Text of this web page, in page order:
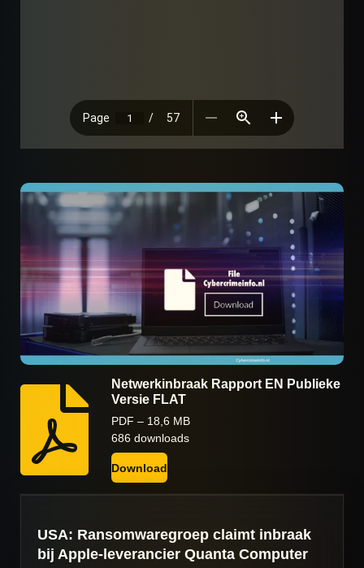
Netwerkinbraak Rapport EN Publieke
Versie FLAT
PDF – 18,6 MB
686 downloads
Download
USA: Ransomwaregroep claimt inbraak
bij Apple-leverancier Quanta Computer